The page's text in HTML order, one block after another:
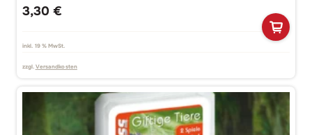
3,30 €
inkl. 19 % MwSt.
zzgl. Versandkosten